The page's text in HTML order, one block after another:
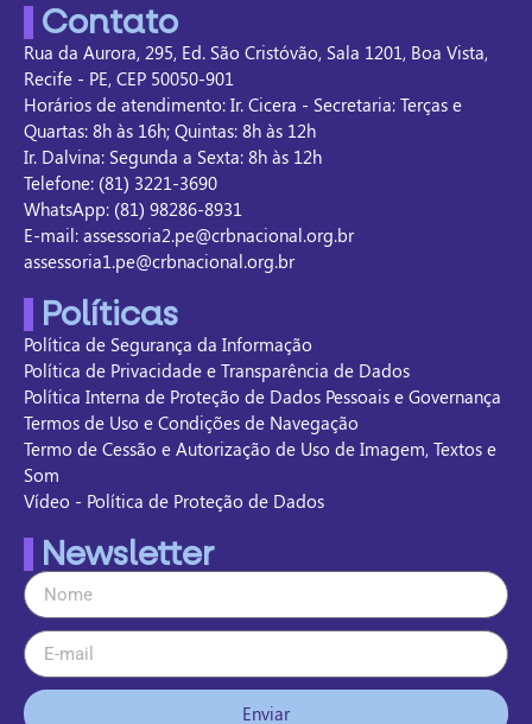
Contato
Rua da Aurora, 295, Ed. São Cristóvão, Sala 1201, Boa Vista,
Recife - PE, CEP 50050-901
Horários de atendimento: Ir. Cicera - Secretaria: Terças e
Quartas: 8h às 16h; Quintas: 8h às 12h
Ir. Dalvina: Segunda a Sexta: 8h às 12h
Telefone: (81) 3221-3690
WhatsApp: (81) 98286-8931
E-mail: assessoria2.pe@crbnacional.org.br
assessoria1.pe@crbnacional.org.br
Políticas
Política de Segurança da Informação
Política de Privacidade e Transparência de Dados
Política Interna de Proteção de Dados Pessoais e Governança
Termos de Uso e Condições de Navegação
Termo de Cessão e Autorização de Uso de Imagem, Textos e
Som
Vídeo - Política de Proteção de Dados
Newsletter
Enviar